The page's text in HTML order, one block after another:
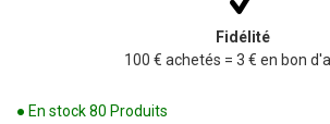
Fidélité
100 € achetés = 3 € en bon
● En stock80 Produits